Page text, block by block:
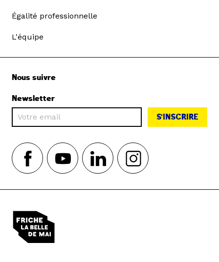
Égalité professionnelle
L'équipe
Nous suivre
Newsletter
S'INSCRIRE